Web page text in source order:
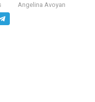
Angelina Avoyan